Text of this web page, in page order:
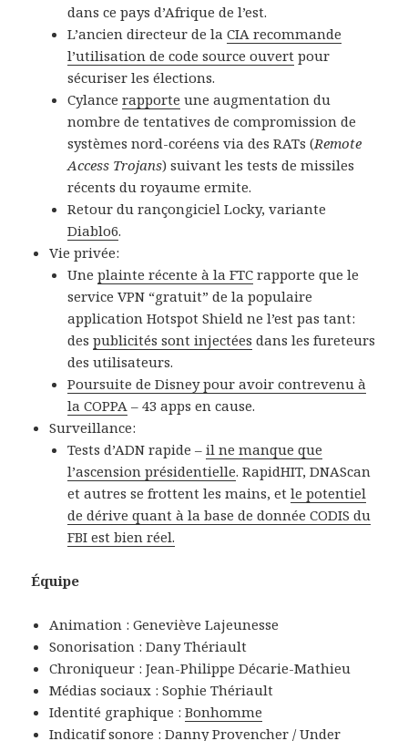
dans ce pays d’Afrique de l’est.
L’ancien directeur de laCIA recommande
l’utilisation de code source ouvert pour
sécuriser les élections.
Cylancerapporte une augmentation du
nombre de tentatives de compromission de
systèmes nord-coréens via des RATs (Remote
Access Trojans) suivant les tests de missiles
récents du royaume ermite.
Retour du rançongiciel Locky, variante
Diablo6.
Vie privée:
Uneplainte récente à la FTC rapporte que le
service VPN “gratuit” de la populaire
application Hotspot Shield ne l’est pas tant:
despublicités sont injectées dans les fureteurs
des utilisateurs.
Poursuite de Disney pour avoir contrevenu à
la COPPA – 43 apps en cause.
Surveillance:
Tests d’ADN rapide –il ne manque que
l’ascension présidentielle. RapidHIT, DNAScan
et autres se frottent les mains, etle potentiel
de dérive quant à la base de donnée CODIS du
FBI est bien réel.
Équipe
Animation : Geneviève Lajeunesse
Sonorisation : Dany Thériault
Chroniqueur : Jean-Philippe Décarie-Mathieu
Médias sociaux : Sophie Thériault
Identité graphique :Bonhomme
Indicatif sonore :Danny Provencher / Under